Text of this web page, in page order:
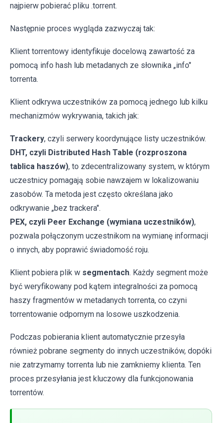
najpierw pobierać pliku .torrent.
Następnie proces wygląda zazwyczaj tak:
Klient torrentowy identyfikuje docelową zawartość za
pomocą info hash lub metadanych ze słownika „info"
torrenta.
Klient odkrywa uczestników za pomocą jednego lub kilku
mechanizmów wykrywania, takich jak:
Trackery, czyli serwery koordynujące listy uczestników.
DHT, czyli Distributed Hash Table (rozproszona
tablica haszów), to zdecentralizowany system, w którym
uczestnicy pomagają sobie nawzajem w lokalizowaniu
zasobów. Ta metoda jest często określana jako
odkrywanie „bez trackera".
PEX, czyli Peer Exchange (wymiana uczestników),
pozwala połączonym uczestnikom na wymianę informacji
o innych, aby poprawić świadomość roju.
Klient pobiera plik w segmentach. Każdy segment może
być weryfikowany pod kątem integralności za pomocą
haszy fragmentów w metadanych torrenta, co czyni
torrentowanie odpornym na losowe uszkodzenia.
Podczas pobierania klient automatycznie przesyła
również pobrane segmenty do innych uczestników, dopóki
nie zatrzymamy torrenta lub nie zamkniemy klienta. Ten
proces przesyłania jest kluczowy dla funkcjonowania
torrentów.